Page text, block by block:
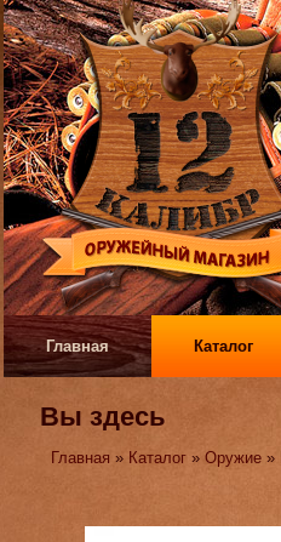
Главная Каталог
Вы здесь
Главная » Каталог »Оружие »